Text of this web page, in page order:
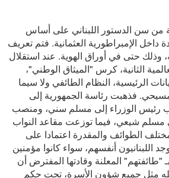
من سن الدستور اللبناني على أساس
داخل الإمبراطورية العثمانية. فتم تعريف
حتى في أوراق الهوية. عند استقلال
الثانية، كرس "الميثاق الوطني"،
الرئيسية، النظام الطائفي ولا سيما
فذهبت رئاسة الجمهورية إلى
رئيس الوزراء إلى مسلم سني، ومنصب
شيعي، فيما توزعت مقاعد النواب
الطوائف والمقدرة اعتمادا على
اللبنانيون أنفسهم، سواء كانوا مؤمنين
"طائفتهم" المعلنة وقادتها المفترض أن
مثل جميع شؤون الأسرة، تحت حكم